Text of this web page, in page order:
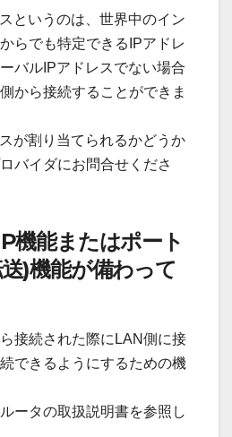
というのは、世界中のイン
らでも特定できるIPアドレ
バルIPアドレスでない場合
から接続することができま
が割り当てられるかどうか
バイダにお問合せくださ
機能またはポート
)機能が備わって
接続された際にLAN側に接
できるようにするための機
ータの取扱説明書を参照し